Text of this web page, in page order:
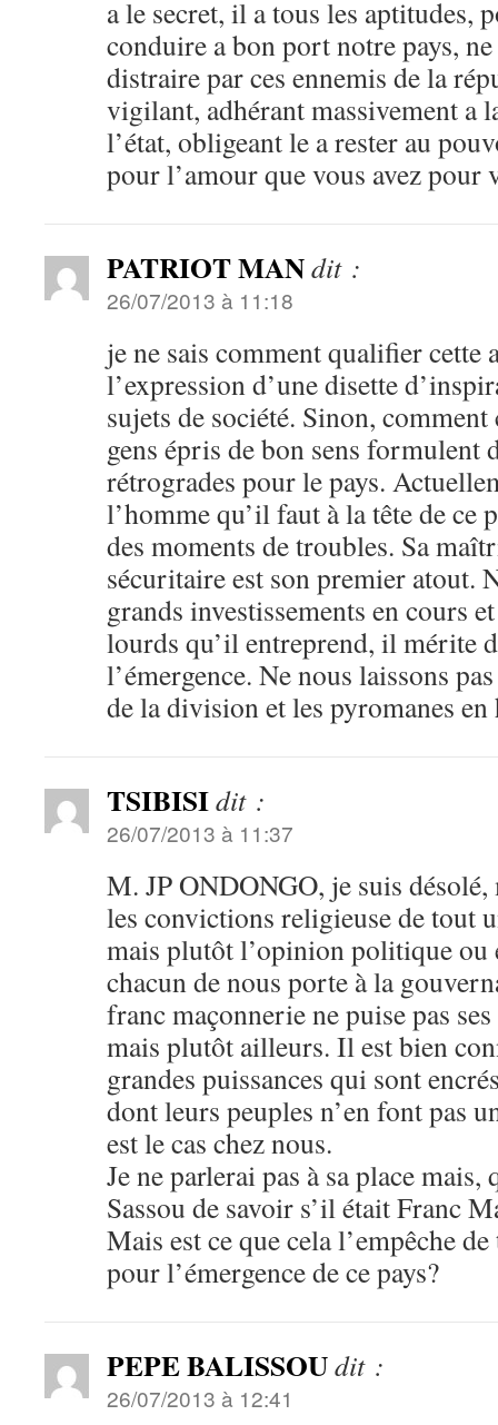
a le secret, il a tous les aptitudes,
conduire a bon port notre pays,
distraire par ces ennemis de la
vigilant, adhérant massivement a
l’état, obligeant le a rester au
pour l’amour que vous avez pour
PATRIOT MANdit :
26/07/2013 à 11:18
je ne sais comment qualifier cette
l’expression d’une disette
sujets de société. Sinon,
gens épris de bon sens formulent
rétrogrades pour le pays.
l’homme qu’il faut à la tête de ce
des moments de troubles. Sa
sécuritaire est son premier atout.
grands investissements en cours
lourds qu’il entreprend, il mérite
l’émergence. Ne nous laissons
de la division et les pyromanes en
TSIBISIdit :
26/07/2013 à 11:37
M. JP ONDONGO, je suis désolé,
les convictions religieuse de tout
mais plutôt l’opinion politique ou
chacun de nous porte à la
franc maçonnerie ne puise pas
mais plutôt ailleurs. Il est bien
grandes puissances qui sont
dont leurs peuples n’en font pas
est le cas chez nous.
Je ne parlerai pas à sa place
Sassou de savoir s’il était Franc
Mais est ce que cela l’empêche
pour l’émergence de ce pays?
PEPE BALISSOUdit :
26/07/2013 à 12:41